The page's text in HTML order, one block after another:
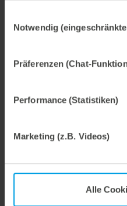
Notwendig
Präferenzen (Chat-
Performance (Statistiken)
Marketing (z.B. Videos)
Alle
Marbach übernimmt
Maximale Prozesssicherheit,